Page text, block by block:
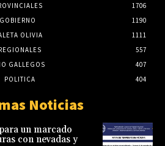
1706
GOBIERNO
1190
OLIVIA
1111
557
GALLEGOS
407
POLITICA
404
Noticias
un marcado
con nevadas y